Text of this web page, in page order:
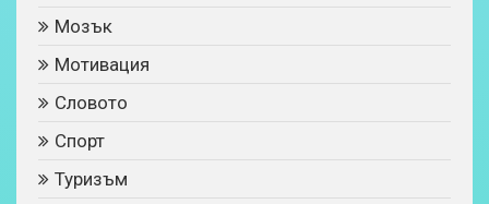
Мозък
Мотивация
Словото
Спорт
Туризъм